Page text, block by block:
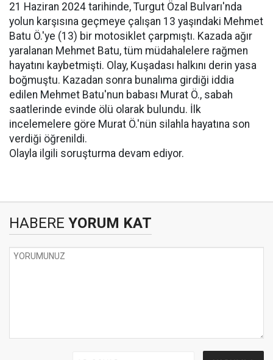
21 Haziran 2024 tarihinde, Turgut Özal Bulvarı'nda
yolun karşısına geçmeye çalışan 13 yaşındaki Mehmet
Batu Ö.'ye (13) bir motosiklet çarpmıştı. Kazada ağır
yaralanan Mehmet Batu, tüm müdahalelere rağmen
hayatını kaybetmişti. Olay, Kuşadası halkını derin yasa
boğmuştu. Kazadan sonra bunalıma girdiği iddia
edilen Mehmet Batu'nun babası Murat Ö., sabah
saatlerinde evinde ölü olarak bulundu. İlk
incelemelere göre Murat Ö.'nün silahla hayatına son
verdiği öğrenildi.
Olayla ilgili soruşturma devam ediyor.
HABERE YORUM KAT